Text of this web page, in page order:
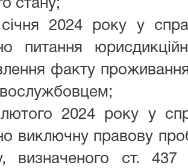
стану;
2024 року у
питання
факту
2024 року у
виключну правову
визначеного ст.